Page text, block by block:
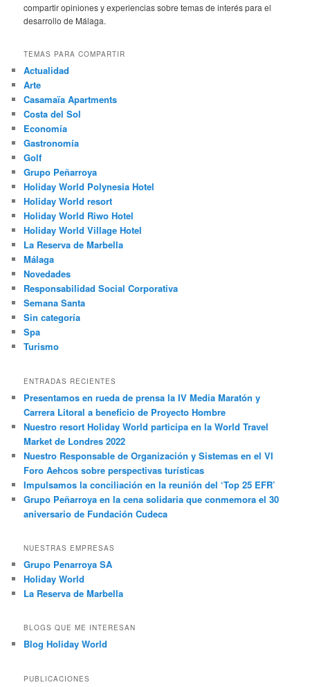
compartir opiniones y experiencias sobre temas de interés para el
desarrollo de Málaga.
TEMAS PARA COMPARTIR
Actualidad
Arte
Casamaïa Apartments
Costa del Sol
Economía
Gastronomía
Golf
Grupo Peñarroya
Holiday World Polynesia Hotel
Holiday World resort
Holiday World Riwo Hotel
Holiday World Village Hotel
La Reserva de Marbella
Málaga
Novedades
Responsabilidad Social Corporativa
Semana Santa
Sin categoría
Spa
Turismo
ENTRADAS RECIENTES
Presentamos en rueda de prensa la IV Media Maratón y
Carrera Litoral a beneficio de Proyecto Hombre
Nuestro resort Holiday World participa en la World Travel
Market de Londres 2022
Nuestro Responsable de Organización y Sistemas en el VI
Foro Aehcos sobre perspectivas turísticas
Impulsamos la conciliación en la reunión del ‘Top 25 EFR’
Grupo Peñarroya en la cena solidaria que conmemora el 30
aniversario de Fundación Cudeca
NUESTRAS EMPRESAS
Grupo Penarroya SA
Holiday World
La Reserva de Marbella
BLOGS QUE ME INTERESAN
Blog Holiday World
PUBLICACIONES